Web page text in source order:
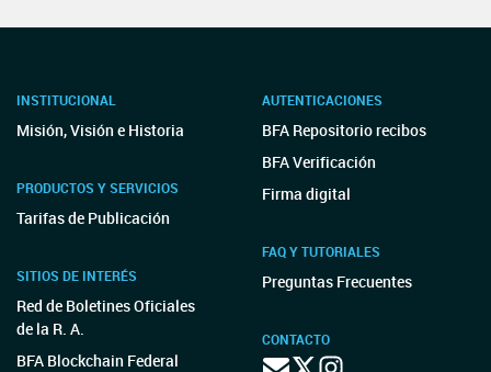
INSTITUCIONAL
Misión, Visión e Historia
PRODUCTOS Y SERVICIOS
Tarifas de Publicación
SITIOS DE INTERÉS
Red de Boletines Oficiales
de la R. A.
BFA Blockchain Federal
AUTENTICACIONES
BFA Repositorio recibos
BFA Verificación
Firma digital
FAQ Y TUTORIALES
Preguntas Frecuentes
CONTACTO